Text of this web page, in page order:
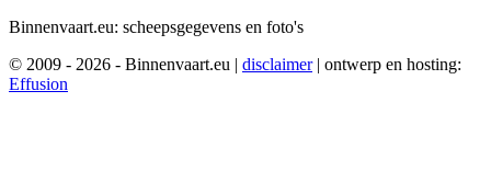
Binnenvaart.eu: scheepsgegevens en foto's
© 2009 - 2026 - Binnenvaart.eu | disclaimer | ontwerp en hosting:
Effusion